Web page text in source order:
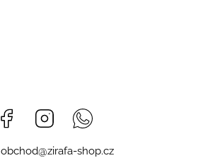
Facebook Instagram
obchod@zirafa-shop.cz